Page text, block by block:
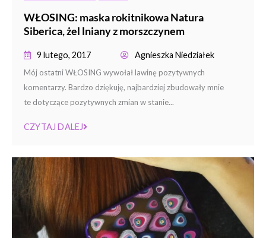
WŁOSING: maska rokitnikowa Natura
Siberica, żel lniany z morszczynem
9 lutego, 2017 Agnieszka Niedziałek
Mój ostatni WŁOSING wywołał lawinę pozytywnych
komentarzy. Bardzo dziękuję, najbardziej zbudowały mnie
te dotyczące pozytywnych zmian w stanie...
CZYTAJ DALEJ